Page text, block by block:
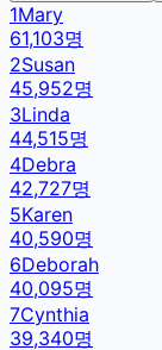
1Mary
61,103명
2Susan
45,952명
3Linda
44,515명
4Debra
42,727명
5Karen
40,590명
6Deborah
40,095명
7Cynthia
39,340명